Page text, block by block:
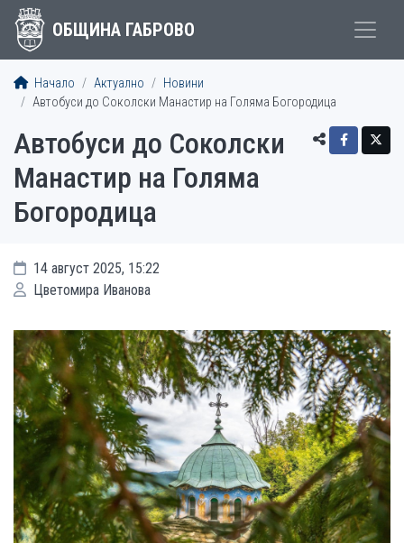
ОБЩИНА ГАБРОВО
Начало Актуално
Новини
Автобуси до Соколски Манастир на Голяма Богородица
Автобуси до Соколски
Манастир на Голяма
Богородица
14 август 2025, 15:22
Цветомира Иванова